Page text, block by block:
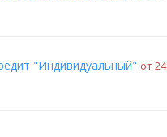
"Индивидуальный" от